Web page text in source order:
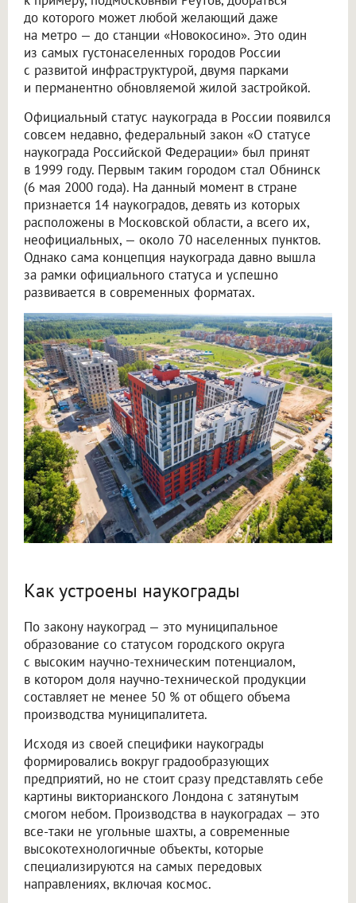
до которого может любой желающий даже
на метро — до станции «Новокосино». Это один
из самых густонаселенных городов России
с развитой инфраструктурой, двумя парками
и перманентно обновляемой жилой застройкой.
Официальный статус наукограда в России появился
совсем недавно, федеральный закон «О статусе
наукограда Российской Федерации» был принят
в 1999 году. Первым таким городом стал Обнинск
(6 мая 2000 года). На данный момент в стране
признается 14 наукоградов, девять из которых
расположены в Московской области, а всего их,
неофициальных, — около 70 населенных пунктов.
Однако сама концепция наукограда давно вышла
за рамки официального статуса и успешно
развивается в современных форматах.
Как устроены наукограды
По закону наукоград — это муниципальное
образование со статусом городского округа
с высоким научно-техническим потенциалом,
в котором доля научно-технической продукции
составляет не менее 50 % от общего объема
производства муниципалитета.
Исходя из своей специфики наукограды
формировались вокруг градообразующих
предприятий, но не стоит сразу представлять себе
картины викторианского Лондона с затянутым
смогом небом. Производства в наукоградах — это
все-таки не угольные шахты, а современные
высокотехнологичные объекты, которые
специализируются на самых передовых
направлениях, включая космос.